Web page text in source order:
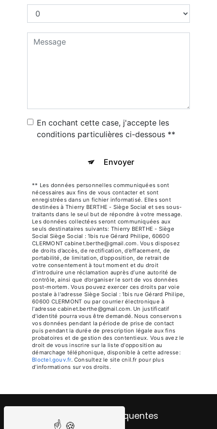
En cochant cette case, j'accepte les
conditions particulières ci-dessous **
Envoyer
** Les données personnelles communiquées sont
nécessaires aux fins de vous contacter et sont
enregistrées dans un fichier informatisé. Elles sont
destinées à Thierry BERTHE - Siège Social et ses sous-
traitants dans le seul but de répondre à votre message.
Les données collectées seront communiquées aux
seuls destinataires suivants: Thierry BERTHE - Siège
Social Siège Social : 1bis rue Gérard Philipe, 60600
CLERMONT cabinet.berthe@gmail.com. Vous disposez
de droits d’accès, de rectification, d’effacement, de
portabilité, de limitation, d’opposition, de retrait de
votre consentement à tout moment et du droit
d’introduire une réclamation auprès d’une autorité de
contrôle, ainsi que d’organiser le sort de vos données
post-mortem. Vous pouvez exercer ces droits par voie
postale à l'adresse Siège Social : 1bis rue Gérard Philipe,
60600 CLERMONT ou par courrier électronique à
l'adresse cabinet.berthe@gmail.com. Un justificatif
d'identité pourra vous être demandé. Nous conservons
vos données pendant la période de prise de contact
puis pendant la durée de prescription légale aux fins
probatoires et de gestion des contentieux. Vous avez le
droit de vous inscrire sur la liste d'opposition au
démarchage téléphonique, disponible à cette adresse:
Bloctel.gouv.fr. Consultez le site cnil.fr pour plus
d’informations sur vos droits.
Recherches fréquentes